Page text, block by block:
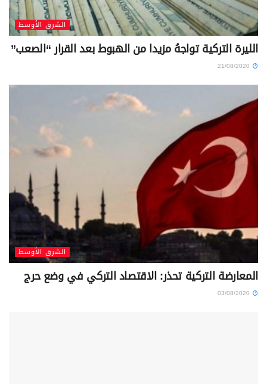
الشرق الأوسط
الليرة التركية تواجهُ مزيدا من الهبوط بعد القرار “الصعب”
الشرق الأوسط
المعارضة التركية تحذر: الاقتصاد التركي في وضع حرج